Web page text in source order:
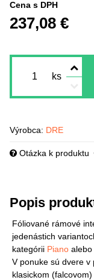
Cena s DPH
237,08 €
ks
Výrobca: DRE
Otázka k produktu
Popis
Fóliované rámové
jedenástich
kategórii Piano alebo
V ponuke sú dvere v
klasickom